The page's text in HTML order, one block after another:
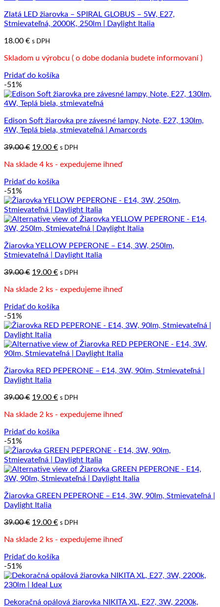
Zlatá LED žiarovka – SPIRAL GLOBUS – 5W, E27,
Stmievateľná, 2000K, 250lm | Daylight Italia
18.00 € s DPH
Skladom u výrobcu ( o dobe dodania budete informovaní )
Pridať do košíka
-51%
Edison Soft žiarovka pre závesné lampy, Note, E27, 130lm,
4W, Teplá biela, stmievateľná | Amarcords
39.00€ Pôvodná
bola:
19.00 €Aktuálna
je:
s DPH
Na sklade 4 ks - expedujeme ihneď
Pridať do košíka
-51%
Žiarovka YELLOW PEPERONE – E14, 3W, 250lm,
Stmievateľná | Daylight Italia
39.00€ Pôvodná
bola:
19.00 €Aktuálna
je:
s DPH
Na sklade 2 ks - expedujeme ihneď
Pridať do košíka
-51%
Žiarovka RED PEPERONE – E14, 3W, 90lm, Stmievateľná |
Daylight Italia
39.00€ Pôvodná
bola:
19.00 €Aktuálna
je:
s DPH
Na sklade 2 ks - expedujeme ihneď
Pridať do košíka
-51%
Žiarovka GREEN PEPERONE – E14, 3W, 90lm, Stmievateľná |
Daylight Italia
39.00€ Pôvodná
bola:
19.00 €Aktuálna
je:
s DPH
Na sklade 2 ks - expedujeme ihneď
Pridať do košíka
-51%
Dekoračná opálová žiarovka NIKITA XL, E27, 3W, 2200k,